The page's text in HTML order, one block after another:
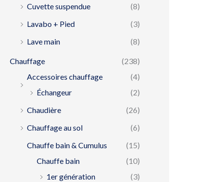
Cuvette suspendue
(8)
Lavabo + Pied
(3)
Lave main
(8)
Chauffage
(238)
Accessoires chauffage
(4)
Échangeur
(2)
Chaudière
(26)
Chauffage au sol
(6)
Chauffe bain & Cumulus
(15)
Chauffe bain
(10)
1er génération
(3)